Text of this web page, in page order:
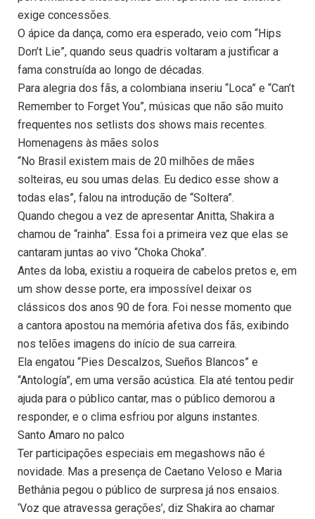
exige concessões.
O ápice da dança, como era esperado, veio com “Hips
Don’t Lie”, quando seus quadris voltaram a justificar a
fama construída ao longo de décadas.
Para alegria dos fãs, a colombiana inseriu “Loca” e “Can’t
Remember to Forget You”, músicas que não são muito
frequentes nos setlists dos shows mais recentes.
Homenagens às mães solos
“No Brasil existem mais de 20 milhões de mães
solteiras, eu sou umas delas. Eu dedico esse show a
todas elas”, falou na introdução de “Soltera”.
Quando chegou a vez de apresentar Anitta, Shakira a
chamou de “rainha”. Essa foi a primeira vez que elas se
cantaram juntas ao vivo “Choka Choka”.
Antes da loba, existiu a roqueira de cabelos pretos e, em
um show desse porte, era impossível deixar os
clássicos dos anos 90 de fora. Foi nesse momento que
a cantora apostou na memória afetiva dos fãs, exibindo
nos telões imagens do início de sua carreira.
Ela engatou “Pies Descalzos, Sueños Blancos” e
“Antología”, em uma versão acústica. Ela até tentou pedir
ajuda para o público cantar, mas o público demorou a
responder, e o clima esfriou por alguns instantes.
Santo Amaro no palco
Ter participações especiais em megashows não é
novidade. Mas a presença de Caetano Veloso e Maria
Bethânia pegou o público de surpresa já nos ensaios.
‘Voz que atravessa gerações’, diz Shakira ao chamar